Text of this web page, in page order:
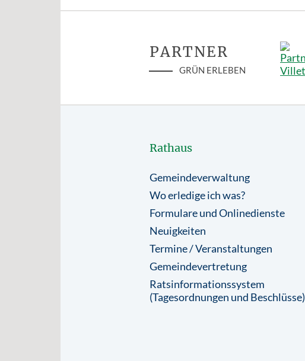
PARTNER
GRÜN ERLEBEN
Rathaus
Gemeindeverwaltung
Wo erledige ich was?
Formulare und Onlinedienste
Neuigkeiten
Termine / Veranstaltungen
Gemeindevertretung
Ratsinformationssystem
(Tagesordnungen und Beschlüsse)